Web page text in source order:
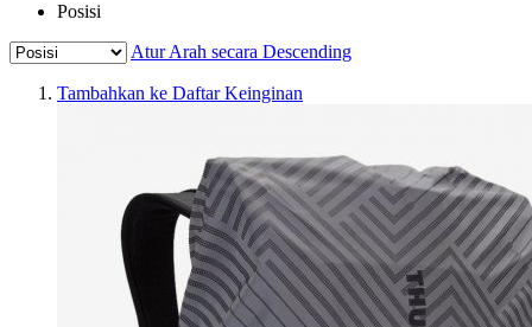
Posisi
Atur Arah secara Descending
Tambahkan ke Daftar Keinginan